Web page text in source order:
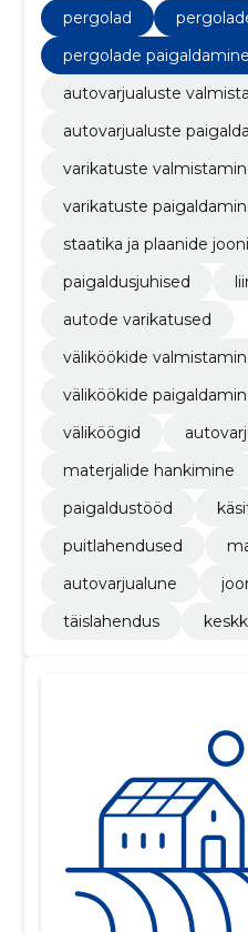
varikatuste paigaldamine,
joonised,
pergolad
pergolade paigaldamine
autovarjualuste
autovarjualuste
varikatuste
varikatuste
staatika ja plaanide
paigaldusjuhised
autode varikatused
väliköökide
väliköökide
väliköögid
materjalide hankimine
paigaldustööd
puitlahendused
autovarjualune
täislahendus